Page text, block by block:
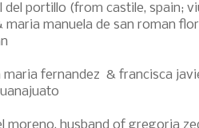
del portillo (from castile, spain;
maria manuela de san roman
maria fernandez & francisca